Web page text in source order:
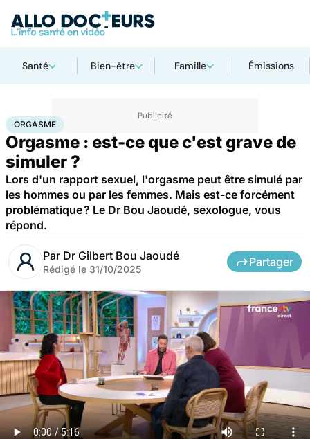
Santé Bien-être Famille Émissions
AccueilBien-être
ORGASME
Orgasme : est-ce que c'est grave de
simuler ?
Lors d'un rapport sexuel, l'orgasme peut être simulé par
les hommes ou par les femmes. Mais est-ce forcément
problématique ? Le Dr Bou Jaoudé, sexologue, vous
répond.
Par Dr Gilbert Bou Jaoudé
Rédigé le 31/10/2025
Partager